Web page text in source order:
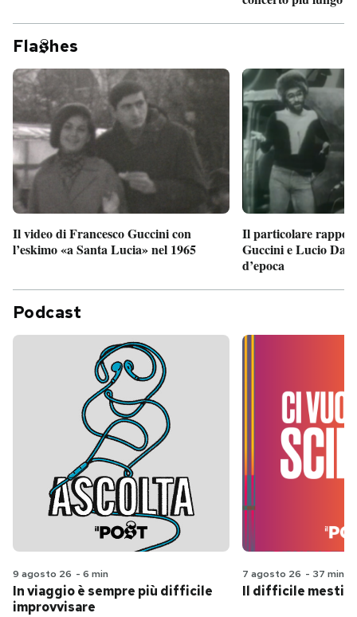
Fla hes
Il video di Francesco Guccini con
l’eskimo «a Santa Lucia» nel 1965
Il particolare
Guccini e Lucio
d’epoca
Podcast
9 agosto 26 - 6 min
In viaggio è sempre più difficile
improvvisare
7 agosto 26 - 37 min
Il difficile